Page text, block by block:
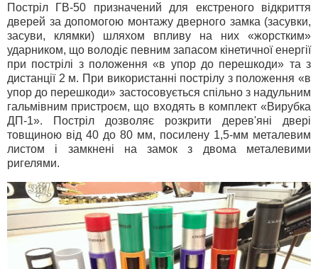
Постріл ГВ-50 призначений для екстреного відкриття
дверей за допомогою монтажу дверного замка (засувки,
засуви, клямки) шляхом впливу на них «жорстким»
ударником, що володіє певним запасом кінетичної енергії
при пострілі з положення «в упор до перешкоди» та з
дистанції 2 м. При використанні пострілу з положення «в
упор до перешкоди» застосовується спільно з надульним
гальмівним пристроєм, що входять в комплект «Вирубка
ДП-1». Постріл дозволяє розкрити дерев'яні двері
товщиною від 40 до 80 мм, посилену 1,5-мм металевим
листом і замкнені на замок з двома металевими
ригелями.